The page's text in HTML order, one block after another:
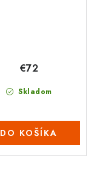
Skladom
€72
DO KOŠÍKA